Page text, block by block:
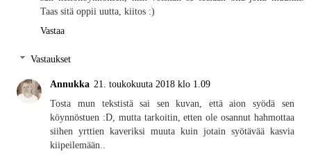
Taas sitä oppii uutta, kiitos :)
Vastaa
Vastaukset
Annukka 21. toukokuuta 2018 klo 1.09
Tosta mun tekstistä sai sen kuvan, että aion syödä sen
köynnöstuen :D, mutta tarkoitin, etten ole osannut hahmottaa
siihen yrttien kaveriksi muuta kuin jotain syötävää kasvia
kiipeilemään..